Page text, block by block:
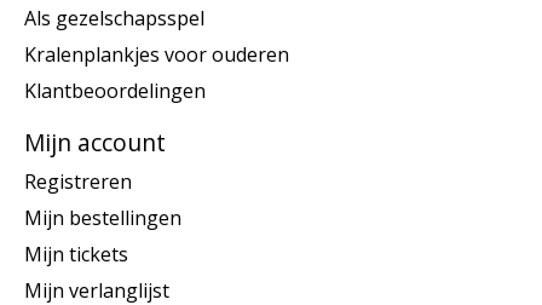
Als gezelschapsspel
Kralenplankjes voor ouderen
Klantbeoordelingen
Mijn account
Registreren
Mijn bestellingen
Mijn tickets
Mijn verlanglijst